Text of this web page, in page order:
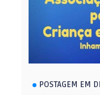
POSTAGEM EM